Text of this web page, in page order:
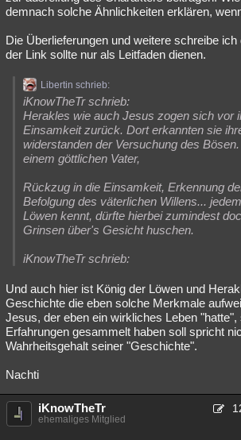
demnach solche Ähnlichkeiten erklären,
Die Überlieferungen und weitere schreibe ich
der Link sollte nur als Leitfaden dienen.
Libertin schrieb:
iKnowTheTr schrieb:
Herakles wie auch Jesus zogen sich vor
Einsamkeit zurück. Dort erkannten sie
widerstanden der Versuchung des
einem göttlichen Vater,
Rückzug in die Einsamkeit, Erkennung
Befolgung des väterlichen Willens...
Löwen kennt, dürfte hierbei zumindest
Grinsen über's Gesicht huschen.
iKnowTheTr schrieb:
Und auch hier ist König der Löwen und
Geschichte die eben solche Merkmale
Jesus, der eben ein wirkliches Leben
Erfahrungen gesammelt haben soll spricht
Wahrheitsgehalt seiner "Geschichte".
Nachti
iKnowTheTr
ehemaliges Mitglied